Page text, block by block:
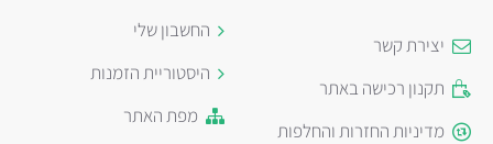
יצירת קשר
תקנון רכישה באתר
מדיניות החזרות והחלפות
החשבון שלי
היסטוריית הזמנות
מפת האתר